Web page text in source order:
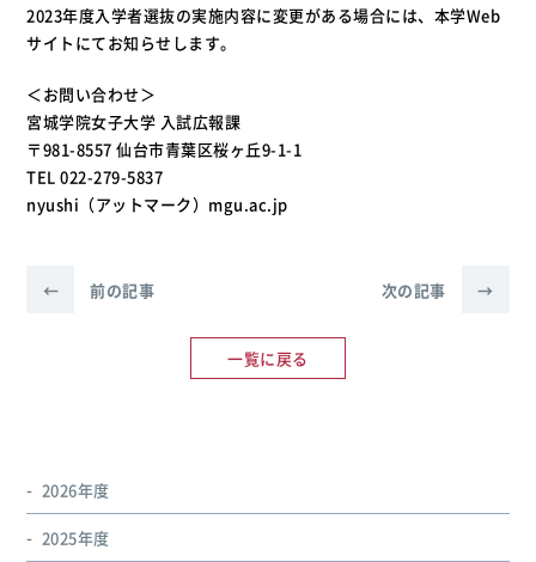
2023年度入学者選抜の実施内容に変更がある場合には、本学Web
サイトにてお知らせします。
＜お問い合わせ＞
宮城学院女子大学 入試広報課
〒981-8557 仙台市青葉区桜ヶ丘9-1-1
TEL 022-279-5837
nyushi（アットマーク）mgu.ac.jp
← 前の記事
一覧に戻る
次の記事 →
2026年度
2025年度